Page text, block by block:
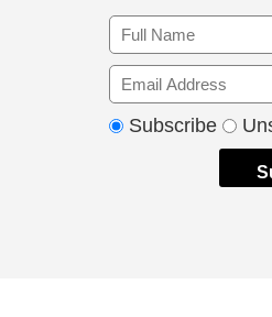
Subscribe